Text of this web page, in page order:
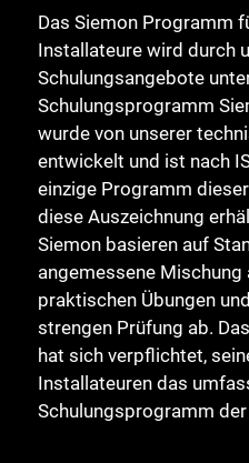
Das Siemon Programm
Installateure wird durch
Schulungsangebote
Schulungsprogramm
wurde von unserer
entwickelt und ist nach
einzige Programm
diese Auszeichnung
Siemon basieren auf
angemessene Mischung
praktischen Übungen
strengen Prüfung ab.
hat sich verpflichtet,
Installateuren das
Schulungsprogramm